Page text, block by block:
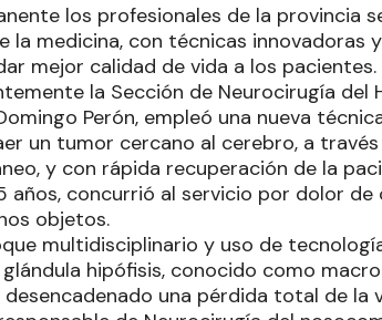
los profesionales de la provincia
la medicina, con técnicas innovadoras
mejor calidad de vida a los pacientes.
la Sección de Neurocirugía del
Perón, empleó una nueva
un tumor cercano al cerebro, a
y con rápida recuperación de la
años, concurrió al servicio por dolor
objetos.
multidisciplinario y uso de
hipófisis, conocido como
una pérdida total de la